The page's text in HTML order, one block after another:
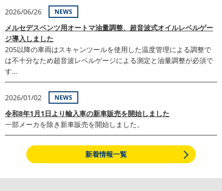
2026/06/26 NEWS
メルセデスベンツ用オートマ油量調整、超音波式オイルレベルゲー
ジ導入しました
205以降の車両はスキャンツールを使用した温度管理による調整で
は不十分なため超音波レベルゲージによる測定と油量調整が必須で
す...
2026/01/02 NEWS
令和8年1月1日より輸入車の新車販売を開始しました
一部メーカを除き新車販売を開始しました。
新着情報一覧